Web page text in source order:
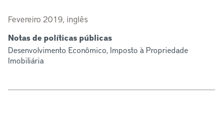
Fevereiro 2019, inglês
Notas de políticas públicas
Desenvolvimento Econômico, Imposto à Propriedade
Imobiliária